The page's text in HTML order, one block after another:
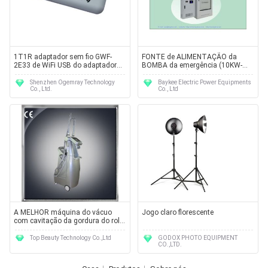
1T1R adaptador sem fio GWF-
2E33 de WiFi USB do adaptador
do modo 802.11b/g 54Mbps USB
Shenzhen Ogemray Technology
Co., Ltd.
FONTE de ALIMENTAÇÃO da
BOMBA da emergência (10KW-
200KW) TRIFÁSICA
Baykee Electric Power Equipments
Co., Ltd
A MELHOR máquina do vácuo
com cavitação da gordura do rolo
+M80 do motor roller+pattern
roller+slipTop Beauty Technology Co.,Ltd
Jogo claro florescente
GODOX PHOTO EQUIPMENT
CO.,LTD.